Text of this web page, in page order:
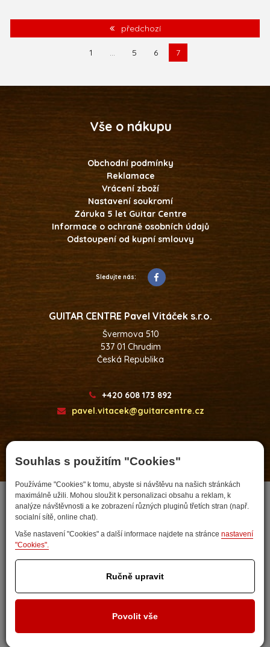
Souhlas s použitím "Cookies"
Používáme "Cookies" k tomu, abyste si návštěvu na našich stránkách
maximálně užili. Mohou sloužit k personalizaci obsahu a reklam, k
analýze návštěvnosti a ke zobrazení různých pluginů třetích stran (např.
socialní sítě, online chat).
Vaše nastavení "Cookies" a další informace najdete na stránce nastavení
"Cookies".
Ručně upravit
Povolit vše
předchozí
1 ... 5 6 7
Vše o nákupu
Obchodní podmínky
Reklamace
Vrácení zboží
Nastavení soukromí
Záruka 5 let Guitar Centre
Informace o ochraně osobních údajů
Odstoupení od kupní smlouvy
Sledujte nás:
GUITAR CENTRE Pavel Vitáček s.r.o.
Švermova 510
537 01 Chrudim
Česká Republika
+420 608 173 892
pavel.vitacek@guitarcentre.cz
Nastavit cookies